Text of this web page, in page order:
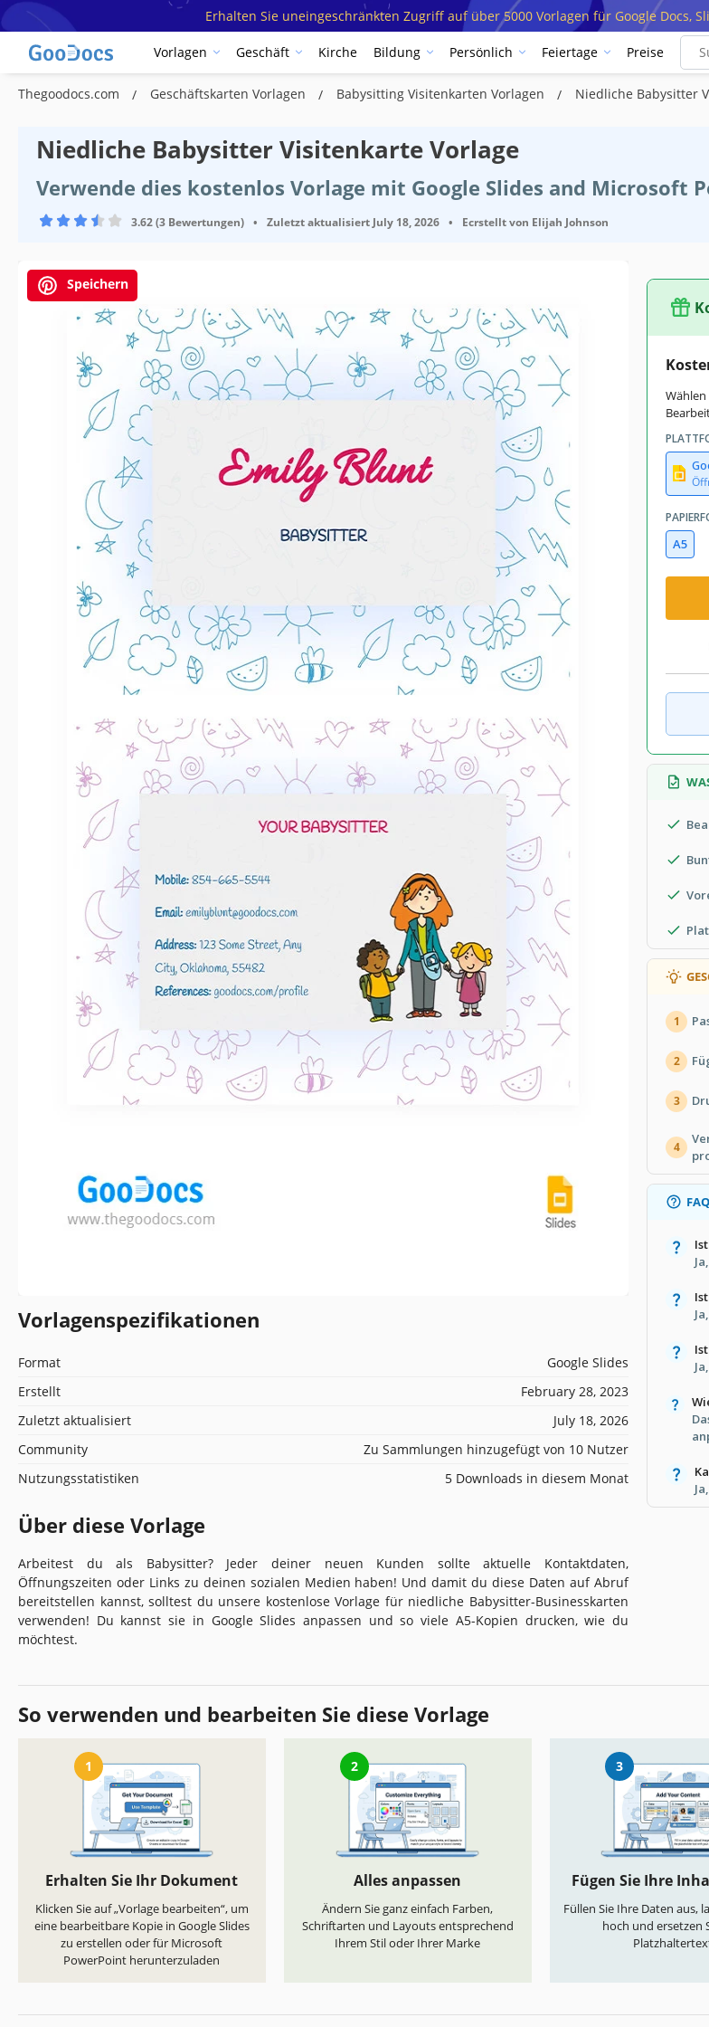
Erhalten Sie uneingeschränkten Zugriff auf über 5000 Vorlagen für Google Docs,
Vorlagen Geschäft Kirche Bildung Persönlich Feiertage Preise
Thegoodocs.com Geschäftskarten Vorlagen Babysitting Visitenkarten Vorlagen Niedliche Babysitter
Niedliche Babysitter Visitenkarte Vorlage
Verwende dies kostenlos Vorlage mit Google Slides and Microsoft
3.62 (3 Bewertungen) • Zuletzt aktualisiert July 18, 2026 • Ecrstellt von Elijah Johnson
Speichern
Vorlagenspezifikationen
Format
Google Slides
Erstellt
February 28, 2023
Zuletzt aktualisiert
July 18, 2026
Community
Zu Sammlungen hinzugefügt von 10 Nutzer
Nutzungsstatistiken
5 Downloads in diesem Monat
Über diese Vorlage
Arbeitest du als Babysitter? Jeder deiner neuen Kunden sollte aktuelle Kontaktdaten,
Öffnungszeiten oder Links zu deinen sozialen Medien haben! Und damit du diese Daten auf Abruf
bereitstellen kannst, solltest du unsere kostenlose Vorlage für niedliche Babysitter-Businesskarten
verwenden! Du kannst sie in Google Slides anpassen und so viele A5-Kopien drucken, wie du
möchtest.
A5
1
2
3
4
FAQ
So verwenden und bearbeiten Sie diese Vorlage
1
Erhalten Sie Ihr Dokument
Klicken Sie auf „Vorlage bearbeiten“, um
eine bearbeitbare Kopie in Google Slides
zu erstellen oder für Microsoft
PowerPoint herunterzuladen
2
Alles anpassen
Ändern Sie ganz einfach Farben,
Schriftarten und Layouts entsprechend
Ihrem Stil oder Ihrer Marke
3
Fügen Sie Ihre
Füllen Sie Ihre Daten aus,
hoch und ersetzen